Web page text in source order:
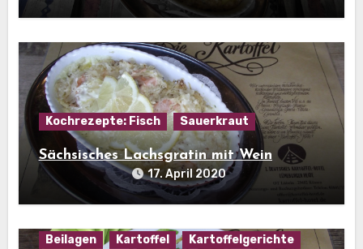
Kochrezepte: Fisch Sauerkraut
Sächsisches Lachsgratin mit Wein
17. April 2020
Beilagen Kartoffel
Kartoffelgerichte